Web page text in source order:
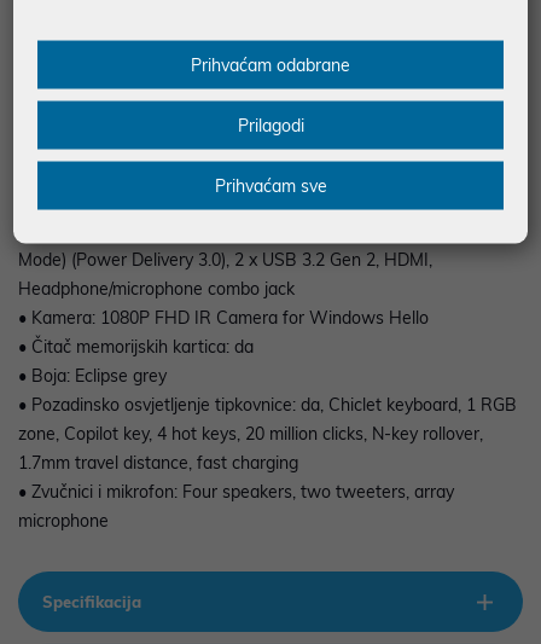
• Masa uređaja: 1.95 kg
• Baterija: 90WHrs, 4-ćelijska Li-ion baterija
• Operativni sistem: Windows 11 Home
• Bežična mreža: 802.11a/b/g/n/ac/ax/be
Mode) (Power Delivery 3.0), 2 x USB 3.2 Gen 2, HDMI,
Headphone/microphone combo jack
• Kamera: 1080P FHD IR Camera for Windows Hello
• Čitač memorijskih kartica: da
• Boja: Eclipse grey
• Pozadinsko osvjetljenje tipkovnice: da, Chiclet keyboard, 1 RGB
zone, Copilot key, 4 hot keys, 20 million clicks, N-key rollover,
1.7mm travel distance, fast charging
• Zvučnici i mikrofon: Four speakers, two tweeters, array
microphone
Specifikacija
Prihvaćam odabrane
Prilagodi
Prihvaćam sve